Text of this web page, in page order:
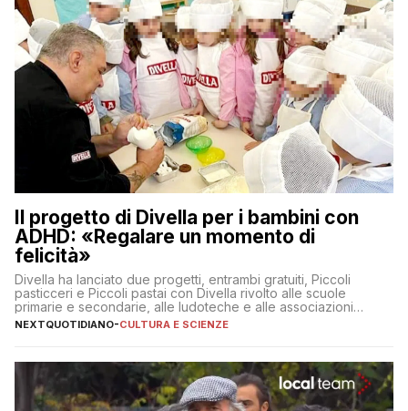
Il progetto di Divella per i bambini con
ADHD: «Regalare un momento di
felicità»
Divella ha lanciato due progetti, entrambi gratuiti, Piccoli
pasticceri e Piccoli pastai con Divella rivolto alle scuole
primarie e secondarie, alle ludoteche e alle associazioni
pugliesi che si occupano di bambini con ADHD
NEXTQUOTIDIANO-CULTURA E SCIENZE